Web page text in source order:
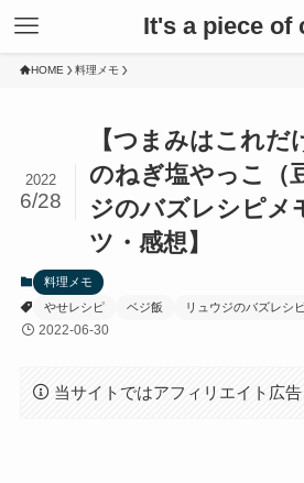
It's a piece of
HOME 料理メモ
【つまみはこれだ
のねぎ塩やっこ（
ジのバズレシピメ
ツ・感想】
2022
6/28
料理メモ
やせレシピ
ベジ飯 リュウジのバズレシ
2022-06-30
当サイトではアフィリエイト広